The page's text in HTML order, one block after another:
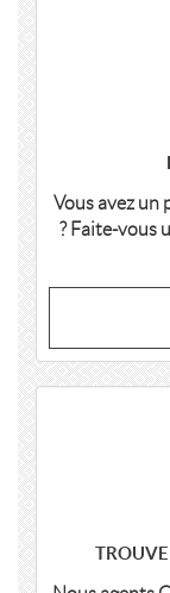
Vous avez un
? Faite-vous